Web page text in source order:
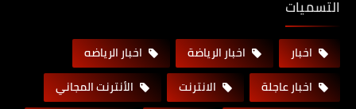
التسميات
اخبار اخبار الرياضة
اخبار الرياضه
اخبار عاجلة
الانترنت
الأنترنت المجاني